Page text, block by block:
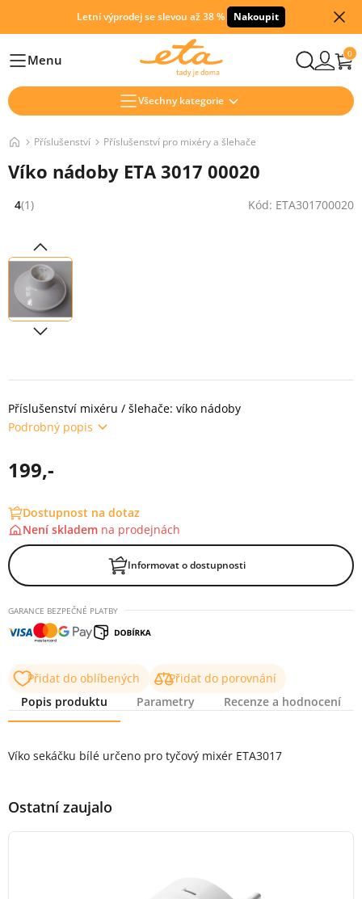
Letní výprodej se slevou až 38 % Nakoupit
HlavníMenu 0
Všechny kategorie
Příslušenství Příslušenství pro mixéry a šlehače
Víko nádoby ETA 3017 00020
Hodnocení: 4 z 5 (1 recenzí)
4(1) Kód: ETA301700020
Příslušenství mixéru / šlehače: víko nádoby
Podrobný popis
199,-
Dostupnost na dotaz
Není skladem na prodejnách
Informovat o dostupnosti
GARANCE BEZPEČNÉ PLATBY
Přidat do oblíbených
Přidat do porovnání
Popis produktu
Parametry Recenze a hodnocení
Víko sekáčku bílé určeno pro tyčový mixér ETA3017
Ostatní zaujalo